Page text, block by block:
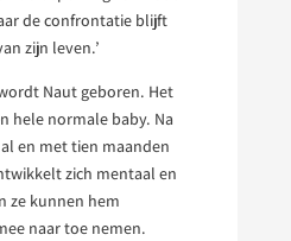
de confrontatie blijft
zijn leven.’
Naut geboren. Het
hele normale baby. Na
en met tien maanden
zich mentaal en
ze kunnen hem
naar toe nemen.